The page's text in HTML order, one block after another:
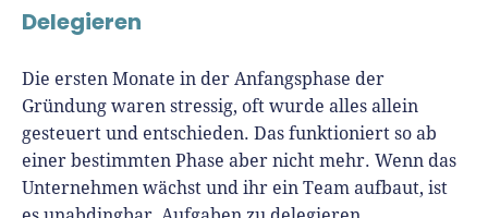
Delegieren
Die ersten Monate in der Anfangsphase der
Gründung waren stressig, oft wurde alles allein
gesteuert und entschieden. Das funktioniert so ab
einer bestimmten Phase aber nicht mehr. Wenn das
Unternehmen wächst und ihr ein Team aufbaut, ist